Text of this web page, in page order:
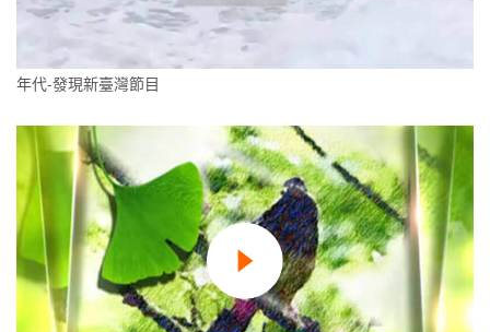
年代-發現新臺灣節目